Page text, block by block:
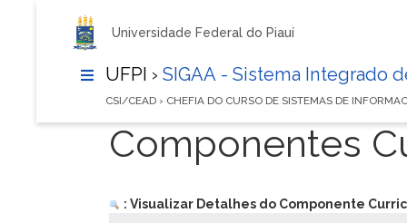
Universidade Federal do Piauí
UFPI › SIGAA - Sistema Integrado
CSI/CEAD › CHEFIA DO CURSO DE SISTEMAS DE
Componentes
: Visualizar Detalhes do Componente